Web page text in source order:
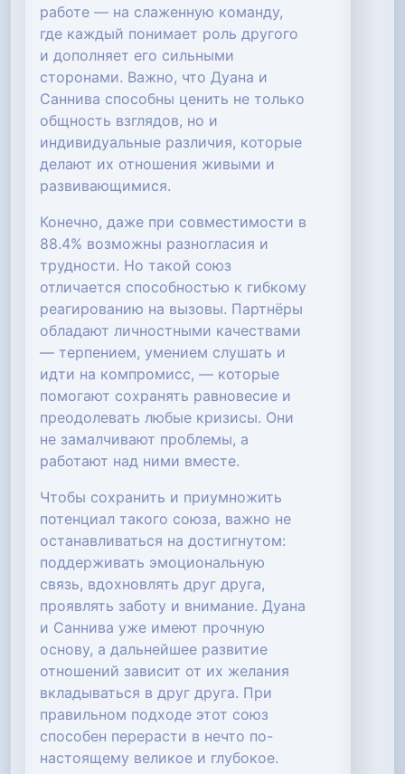
работе — на слаженную команду,
где каждый понимает роль другого
и дополняет его сильными
сторонами. Важно, что Дуана и
Саннива способны ценить не только
общность взглядов, но и
индивидуальные различия, которые
делают их отношения живыми и
развивающимися.
Конечно, даже при совместимости в
88.4% возможны разногласия и
трудности. Но такой союз
отличается способностью к гибкому
реагированию на вызовы. Партнёры
обладают личностными качествами
— терпением, умением слушать и
идти на компромисс, — которые
помогают сохранять равновесие и
преодолевать любые кризисы. Они
не замалчивают проблемы, а
работают над ними вместе.
Чтобы сохранить и приумножить
потенциал такого союза, важно не
останавливаться на достигнутом:
поддерживать эмоциональную
связь, вдохновлять друг друга,
проявлять заботу и внимание. Дуана
и Саннива уже имеют прочную
основу, а дальнейшее развитие
отношений зависит от их желания
вкладываться в друг друга. При
правильном подходе этот союз
способен перерасти в нечто по-
настоящему великое и глубокое.